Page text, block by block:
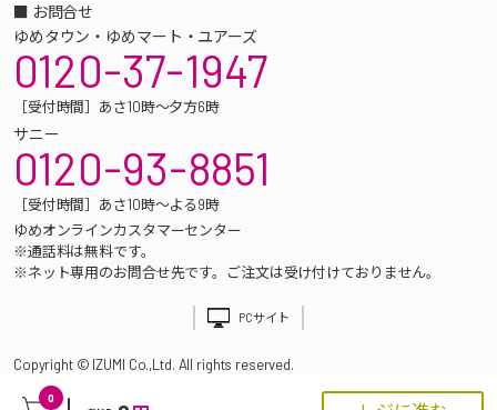
0
■ お問合せ
ゆめタウン・ゆめマート・ユアーズ
0120-37-1947
［受付時間］あさ10時～夕方6時
サニー
0120-93-8851
［受付時間］あさ10時～よる9時
ゆめオンラインカスタマーセンター
※通話料は無料です。
※ネット専用のお問合せ先です。ご注文は受け付けておりません。
PCサイト
Copyright © IZUMI Co.,Ltd. All rights reserved.